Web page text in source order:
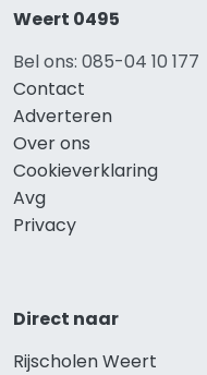
Weert 0495
Bel ons: 085-04 10 177
Contact
Adverteren
Over ons
Cookieverklaring
Avg
Privacy
Direct naar
Rijscholen Weert